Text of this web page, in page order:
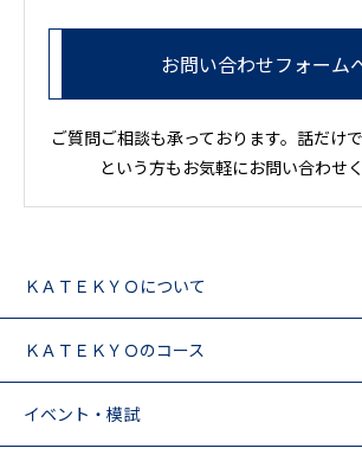
お問い合わせフォーム
ご質問ご相談も承っております。話だけ
という方もお気軽にお問い合わせく
ＫＡＴＥＫＹＯについて
ＫＡＴＥＫＹＯのコース
イベント・模試